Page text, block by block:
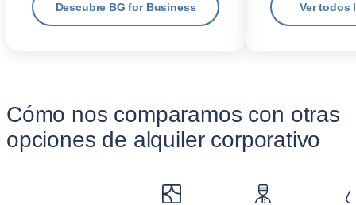
Descubre BG for Business Ver todos
Cómo nos comparamos con otras
opciones de alquiler corporativo